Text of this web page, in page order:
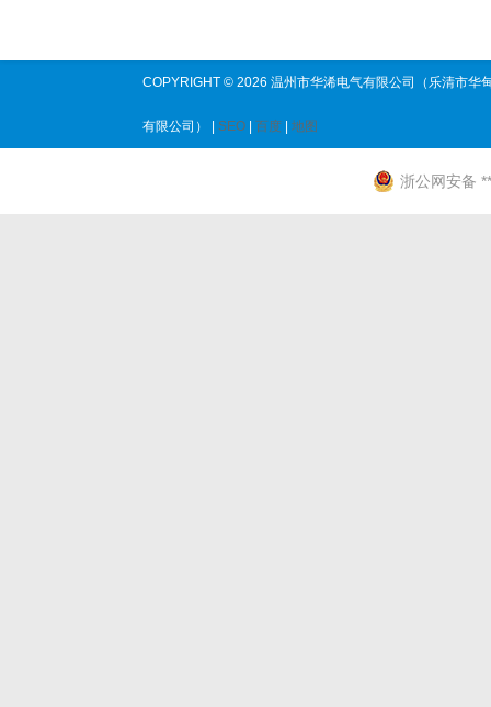
COPYRIGHT © 2026 温州市华浠电气有限公司（乐清市华
有限公司） | SEO 百度 地图
浙公网安备